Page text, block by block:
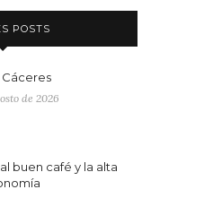
POSTS
de 2026
buen café y la alta